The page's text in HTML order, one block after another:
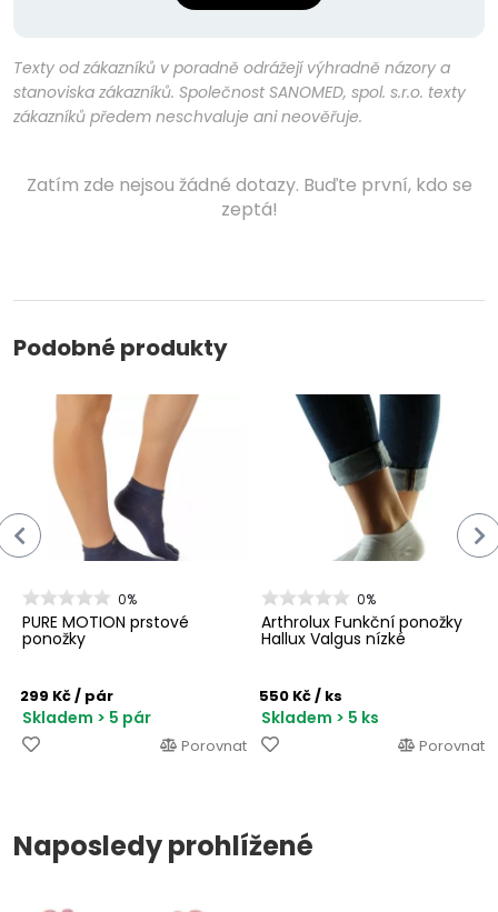
Texty od zákazníků v poradně odrážejí výhradně názory a
stanoviska zákazníků. Společnost SANOMED, spol. s.r.o. texty
zákazníků předem neschvaluje ani neověřuje.
Zatím zde nejsou žádné dotazy. Buďte první, kdo se
zeptá!
Podobné produkty
0%
PURE MOTION prstové
ponožky
299 Kč/ pár
Skladem > 5 pár
Porovnat
0%
Arthrolux Funkční ponožky
Hallux Valgus nízké
550 Kč/ ks
Skladem > 5 ks
Porovnat
Naposledy prohlížené